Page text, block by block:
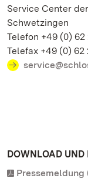
Service Center
Schwetzingen
Telefon +49 (0) 62
Telefax +49 (0) 62
DOWNLOAD UND
Pressemeldung